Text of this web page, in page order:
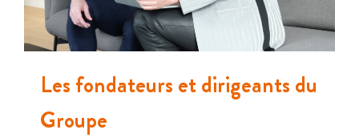
Les fondateurs et dirigeants du
Groupe